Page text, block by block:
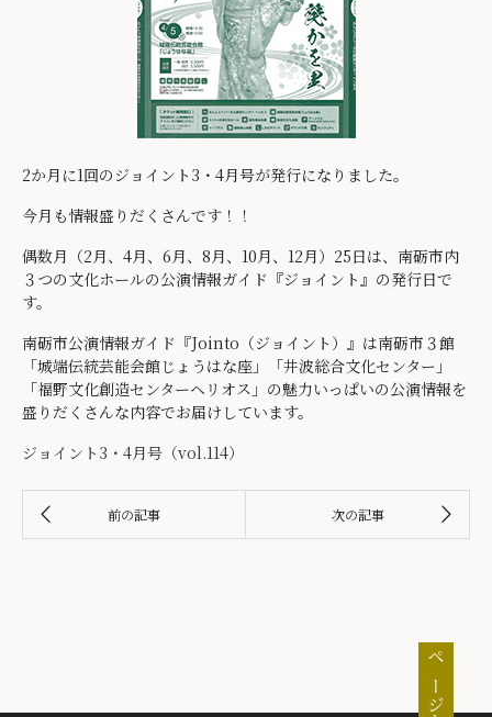
2か月に1回のジョイント3・4月号が発行になりました。
今月も情報盛りだくさんです！！
偶数月（2月、4月、6月、8月、10月、12月）25日は、南砺市内
３つの文化ホールの公演情報ガイド『ジョイント』の発行日で
す。
南砺市公演情報ガイド『Jointo（ジョイント）』は南砺市３館
「城端伝統芸能会館じょうはな座」「井波総合文化センター」
「福野文化創造センターヘリオス」の魅力いっぱいの公演情報を
盛りだくさんな内容でお届けしています。
ジョイント3・4月号（vol.114）